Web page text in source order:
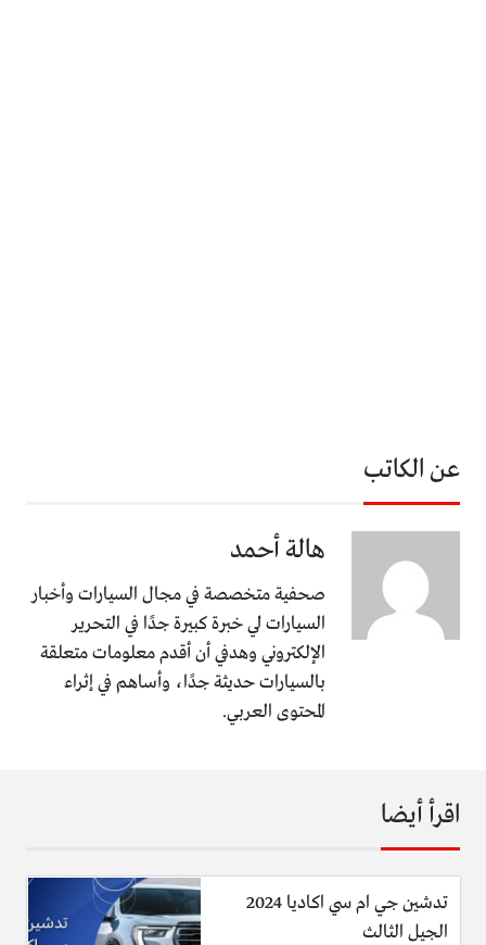
عن الكاتب
هالة أحمد
صحفية متخصصة في مجال السيارات وأخبار
السيارات لي خبرة كبيرة جدًا في التحرير
الإلكتروني وهدفي أن أقدم معلومات متعلقة
بالسيارات حديثة جدًا، وأساهم في إثراء
المحتوى العربي.
اقرأ أيضا
تدشين جي ام سي اكاديا 2024
الجيل الثالث